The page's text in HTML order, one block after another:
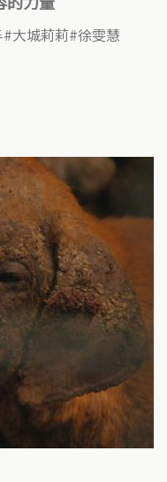
大城莉莉 徐雯慧